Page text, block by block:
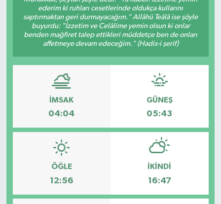
ederim ki ruhları cesetlerinde oldukça kullarını
saptırmaktan geri durmayacağım." Allâhü Teâlâ ise şöyle
buyurdu: "İzzetim ve Celâlime yemin olsun ki onlar
benden mağfiret talep ettikleri müddetçe ben de onları
affetmeye devam edeceğim." (Hadis-i şerif)
İMSAK
04:04
GÜNEŞ
05:43
ÖĞLE
12:56
İKINDI
16:47
Siyaset
Teknoloji
Kültür Sanat
Hasköy
Korkut
Bulanık
Malazgirt